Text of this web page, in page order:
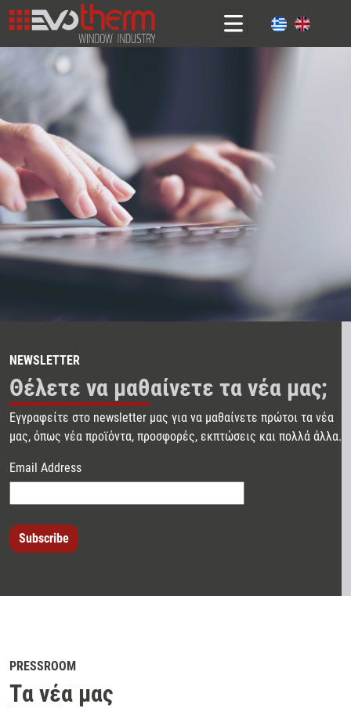
NEWSLETTER
Θέλετε να μαθαίνετε τα νέα μας;
Εγγραφείτε στο newsletter μας για να μαθαίνετε πρώτοι τα νέα
μας, όπως νέα προϊόντα, προσφορές, εκπτώσεις και πολλά άλλα.
Email Address
PRESSROOM
Tα νέα μας